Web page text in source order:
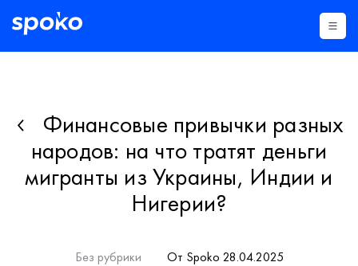
Финансовые привычки разных
народов: на что тратят деньги
мигранты из Украины, Индии и
Нигерии?
Без рубрики От Spoko 28.04.2025